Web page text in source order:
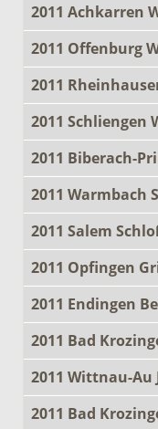
2011 Achkarren
2011 Offenburg
2011
2011 Schliengen
2011 Biberach-
2011 Warmbach
2011 Salem
2011 Opfingen
2011 Endingen
2011 Bad
2011 Wittnau-Au
2011 Bad